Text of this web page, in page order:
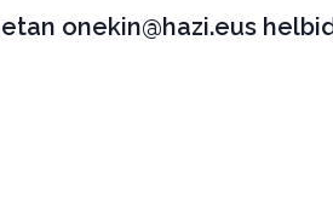
onekin@hazi.eus